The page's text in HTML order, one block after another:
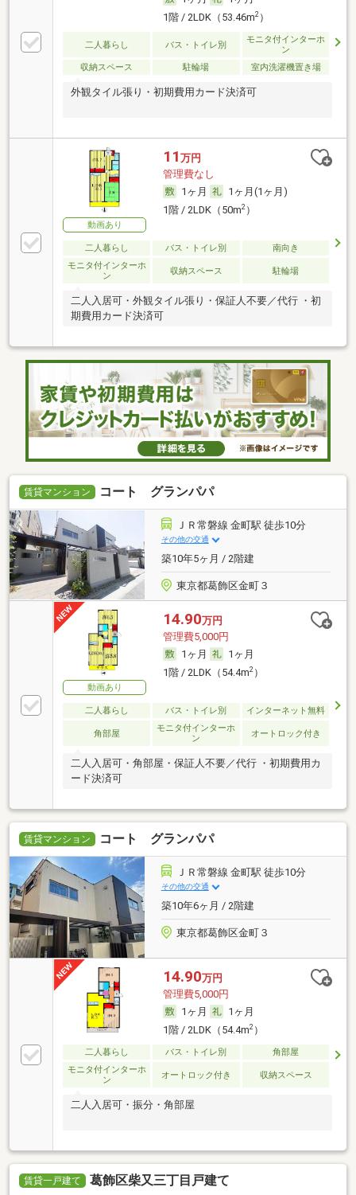
1階 / 2LDK（53.46m2）
二人暮らし バス・トイレ別
モニタ付インターホ
ン
収納スペース
駐輪場 室内洗濯機置き場
外観タイル張り・初期費用カード決済可
動画あり
11 万円
管理費なし
1ヶ月
1ヶ月(1ヶ月)
1階 / 2LDK（50m2）
二人暮らし バス・トイレ別
南向き
モニタ付インターホ
ン
収納スペース 駐輪場
二人入居可・外観タイル張り・保証人不要／代行 ・初
期費用カード決済可
賃貸マンション コート グランパパ
ＪＲ常磐線 金町駅 徒歩10分
その他の交通
築10年5ヶ月 / 2階建
東京都葛飾区金町３
動画あり
14.90万円
管理費5,000円
1ヶ月
1ヶ月
1階 / 2LDK（54.4m2）
二人暮らし バス・トイレ別 インターネット無料
角部屋
モニタ付インターホ
ン
オートロック付き
二人入居可・角部屋・保証人不要／代行 ・初期費用カ
ード決済可
賃貸マンション コート グランパパ
ＪＲ常磐線 金町駅 徒歩10分
その他の交通
築10年6ヶ月 / 2階建
東京都葛飾区金町３
14.90万円
管理費5,000円
1ヶ月
1ヶ月
1階 / 2LDK（54.4m2）
二人暮らし バス・トイレ別
角部屋
モニタ付インターホ
ン
オートロック付き 収納スペース
二人入居可・振分・角部屋
賃貸一戸建て 葛飾区柴又三丁目戸建て